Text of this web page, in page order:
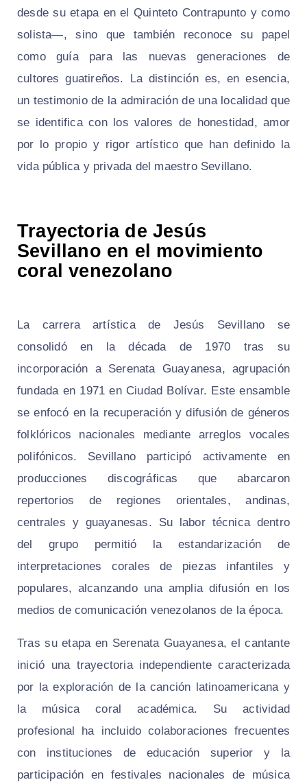
desde su etapa en el Quinteto Contrapunto y como
solista—, sino que también reconoce su papel
como guía para las nuevas generaciones de
cultores guatireños. La distinción es, en esencia,
un testimonio de la admiración de una localidad que
se identifica con los valores de honestidad, amor
por lo propio y rigor artístico que han definido la
vida pública y privada del maestro Sevillano.
Trayectoria de Jesús
Sevillano en el movimiento
coral venezolano
La carrera artística de Jesús Sevillano se
consolidó en la década de 1970 tras su
incorporación a Serenata Guayanesa, agrupación
fundada en 1971 en Ciudad Bolívar. Este ensamble
se enfocó en la recuperación y difusión de géneros
folklóricos nacionales mediante arreglos vocales
polifónicos. Sevillano participó activamente en
producciones discográficas que abarcaron
repertorios de regiones orientales, andinas,
centrales y guayanesas. Su labor técnica dentro
del grupo permitió la estandarización de
interpretaciones corales de piezas infantiles y
populares, alcanzando una amplia difusión en los
medios de comunicación venezolanos de la época.
Tras su etapa en Serenata Guayanesa, el cantante
inició una trayectoria independiente caracterizada
por la exploración de la canción latinoamericana y
la música coral académica. Su actividad
profesional ha incluido colaboraciones frecuentes
con instituciones de educación superior y la
participación en festivales nacionales de música